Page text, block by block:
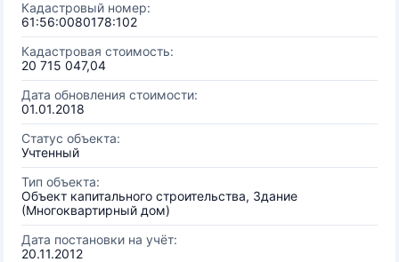
Кадастровый номер:
61:56:0080178:102
Кадастровая стоимость:
20 715 047,04
Дата обновления стоимости:
01.01.2018
Статус объекта:
Учтенный
Тип объекта:
Объект капитального строительства, Здание
(Многоквартирный дом)
Дата постановки на учёт:
20.11.2012